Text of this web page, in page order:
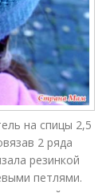
на спицы 2,5
2 ряда
резинкой
петлями.